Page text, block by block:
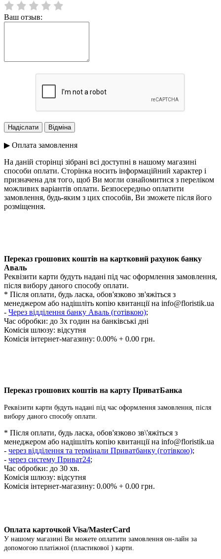
Ваш отзыв:
▶ Оплата замовлення
На даній сторінці зібрані всі доступні в нашому магазині
способи оплати. Сторінка носить інформаційний характер і
призначена для того, щоб Ви могли ознайомитися з переліком
можливих варіантів оплати. Безпосередньо оплатити
замовлення, будь-яким з цих способів, Ви зможете після його
розміщення.
Переказ грошових коштів на картковий рахунок банку
Аваль
Реквізити карти будуть надані під час оформлення замовлення,
після вибору даного способу оплати.
* Після оплати, будь ласка, обов'язково зв'яжіться з
менеджером або надішліть копію квитанції на info@floristik.ua
- Через відділення банку Аваль (готівкою);
Час обробки: до 3х годин на банківські дні
Комісія шлюзу: відсутня
Комісія інтернет-магазину: 0.00% + 0.00 грн.
Переказ грошових коштів на карту ПриватБанка
Реквізити карти будуть надані під час оформлення замовлення, після
вибору даного способу оплати.
* Після оплати, будь ласка, обов'язково зв\'яжіться з
менеджером або надішліть копію квитанції на info@floristik.ua
- через відділення та термінали Приватбанку (готівкою);
- через систему Приват24;
Час обробки: до 30 хв.
Комісія шлюзу: відсутня
Комісія інтернет-магазину: 0.00% + 0.00 грн.
Оплата карточкой Visa/MasterCard
У нашому магазині Ви можете оплатити замовлення он-лайн за
допомогою платіжної (пластикової ) карти.